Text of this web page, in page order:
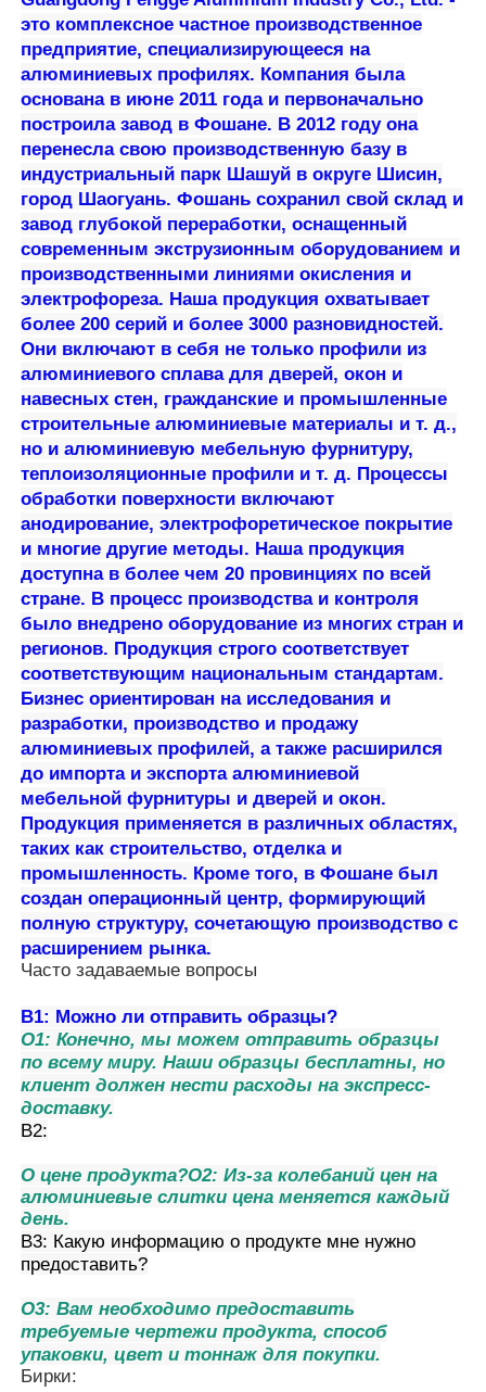
Экскурсия по фабрике
Контроль качества
Связаться с нами
Новости
Запросить расценки
Экструзия алюминиевых профилей
Алюминиевые кухонные профили
Профили алюминиевого окна
Алюминиевые дверные профили
Промышленная экструзия алюминия
Аксессуары из алюминиевого профиля
Створчатые оконные профили
Профили навесных стен
Полированный алюминиевый профиль
профили деревянного финиша алюминиевые
Алюминиевые профили
Алюминиевые профили экструзионных
1. Сам
алюминий
легкий, но
структура
профиля может
обеспечить
несущую
способность, что
делает его
подходящим для
рам
оборудования и
кронштейнов.
помощью соединительных
деталей, а также очень удобно
модифицировать или разбирать
их позже.
3. Поверхность алюминиевых
профилей обычно обрабатывается
окислением, что делает их устойчивыми
к ржавчине и долговечными. В то же
время металлическая текстура
аккуратная и красивая, что делает их
подходящими для таких сценариев, как
автоматизированное оборудование и
верстаки.
4. Стоимость оптовой закупки
алюминиевых профилей,
произведенных стандартным способом,
низкая, а стоимость последующего
обслуживания и замены деталей также
невысока.
Информация о нашей компании
это комплексное частное производственное
предприятие, специализирующееся на
алюминиевых профилях. Компания была
основана в июне 2011 года и первоначально
построила завод в Фошане. В 2012 году она
перенесла свою производственную базу в
индустриальный парк Шашуй в округе Шисин,
город Шаогуань. Фошань сохранил свой склад и
завод глубокой переработки, оснащенный
современным экструзионным оборудованием и
производственными линиями окисления и
электрофореза. Наша продукция охватывает
более 200 серий и более 3000 разновидностей.
Они включают в себя не только профили из
алюминиевого сплава для дверей, окон и
навесных стен, гражданские и промышленные
строительные алюминиевые материалы и т. д.,
но и алюминиевую мебельную фурнитуру,
теплоизоляционные профили и т. д. Процессы
обработки поверхности включают
анодирование, электрофоретическое покрытие
и многие другие методы. Наша продукция
доступна в более чем 20 провинциях по всей
стране. В процесс производства и контроля
было внедрено оборудование из многих стран и
регионов. Продукция строго соответствует
соответствующим национальным стандартам.
Бизнес ориентирован на исследования и
разработки, производство и продажу
алюминиевых профилей, а также расширился
до импорта и экспорта алюминиевой
мебельной фурнитуры и дверей и окон.
Продукция применяется в различных областях,
таких как строительство, отделка и
промышленность. Кроме того, в Фошане был
создан операционный центр, формирующий
полную структуру, сочетающую производство с
расширением рынка.
Часто задаваемые вопросы
В1: Можно ли отправить образцы?
О1: Конечно, мы можем отправить образцы
по всему миру. Наши образцы бесплатны, но
клиент должен нести расходы на экспресс-
доставку.
В2:
О цене продукта?О2: Из-за колебаний цен на
алюминиевые слитки цена меняется каждый
день.
В3: Какую информацию о продукте мне нужно
предоставить?
О3: Вам необходимо предоставить
требуемые чертежи продукта, способ
упаковки, цвет и тоннаж для покупки.
Бирки: